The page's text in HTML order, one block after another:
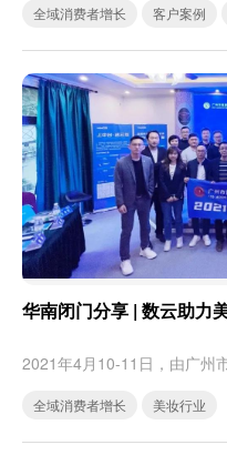
全域消费者增长 客户案例
华南闭门分享 | 数云助力
全域消费者增长 美妆行业